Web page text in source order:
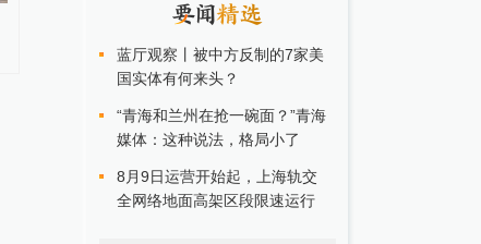
匈牙利执政党提名前最高法院院
长为总统候选人蓝厅观察丨被中方反制的7家美
国实体有何来头？
“青海和兰州在抢一碗面？”青海
媒体：这种说法，格局小了
8月9日运营开始起，上海轨交
全网络地面高架区段限速运行